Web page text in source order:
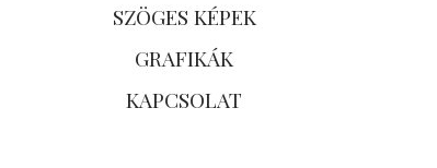
SZÖGES KÉPEK
GRAFIKÁK
KAPCSOLAT